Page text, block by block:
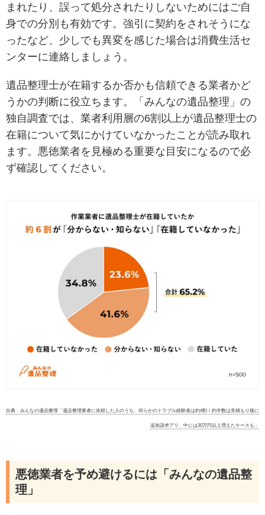
まれたり、誤って処分されたりしないためにはご自
身での分別も有効です。強引に契約をされそうにな
ったなど、少しでも異変を感じた場合は消費生活セ
ンターに連絡しましょう。
遺品整理士が在籍するか否かも信頼できる業者かど
うかの判断に役立ちます。「みんなの遺品整理」の
独自調査では、業者利用層の6割以上が遺品整理士の
在籍について気にかけていなかったことが読み取れ
ます。悪徳業者を見極める重要な目安になるので必
ず確認してください。
出典：みんなの遺品整理「遺品整理業者に依頼した人のうち、何らかのトラブル経験者は約4割！約半数は見積もり後に
追加請求アリ、中には20万円以上増えたケースも」
悪徳業者を予め避けるには「みんなの遺品整
理」